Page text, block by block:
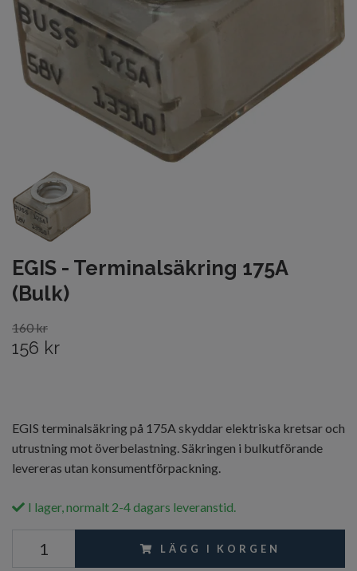
EGIS - Terminalsäkring 175A
(Bulk)
160 kr
156 kr
EGIS terminalsäkring på 175A skyddar elektriska kretsar och
utrustning mot överbelastning. Säkringen i bulkutförande
levereras utan konsumentförpackning.
I lager, normalt 2-4 dagars leveranstid.
LÄGG I KORGEN